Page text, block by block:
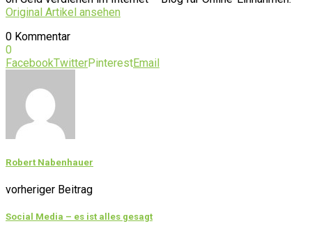
Original Artikel ansehen
0 Kommentar
0
FacebookTwitterPinterestEmail
Robert Nabenhauer
vorheriger Beitrag
Social Media – es ist alles gesagt